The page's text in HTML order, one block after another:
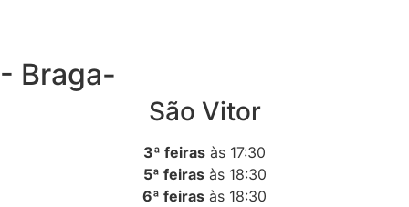
- Braga-
São Vitor
3ª feiras às 17:30
5ª feirasàs 18:30
6ª feiras às 18:30